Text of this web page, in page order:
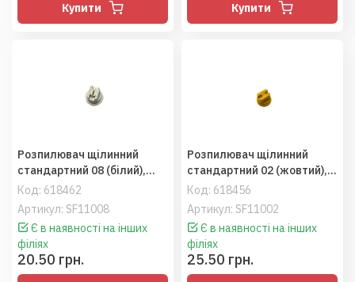
Купити Купити
Код: 618462
Артикул: SF11008
Розпилювач щілинний
стандартний 08 (білий),
ARAG
Є в наявності на інших
філіях
20.50 грн.
Код: 618456
Артикул: SF11002
Розпилювач щілинний
стандартний 02 (жовтий),
ARAG
Є в наявності на інших
філіях
25.50 грн.